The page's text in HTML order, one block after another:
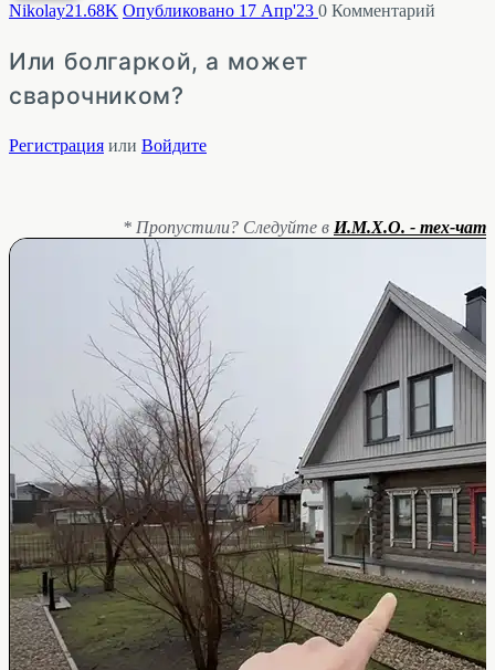
Nikolay21.68K Опубликовано 17 Апр'23 0 Комментарий
Или болгаркой, а может
сварочником?
Регистрация или Войдите
* Пропустили? Следуйте в И.М.Х.О. - тех-чат